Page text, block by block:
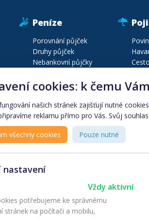
Peníze
Porovnání půjček
Druhy půjček
Nebankovní půjčky
Druhy bankovních účtů
Konsolidace půjček
Produkty podle lokality
Finanční instituce
Další projekty skupiny:
cookies: k čemu
našich stránek zajišťují nutné
reklamu přímo pro Vás. Svůj
Přijímám všechny cookies Pouze nutné
nastavení
Vždy aktivní
potřebujeme ke správnému
stránek na počítači a mobilu,